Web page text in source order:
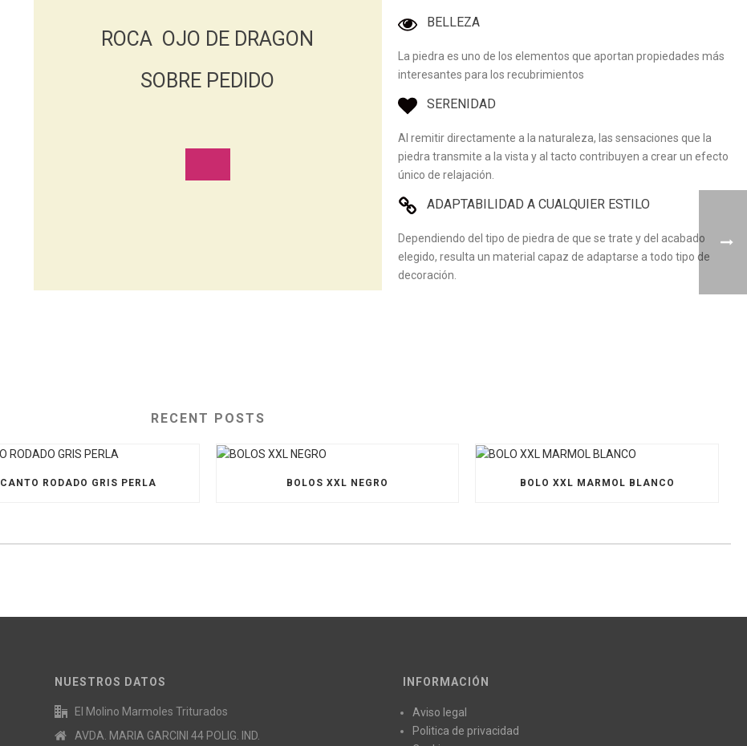
ROCA OJO DE DRAGON
SOBRE PEDIDO
BELLEZA
La piedra es uno de los elementos que aportan propiedades más
interesantes para los recubrimientos
SERENIDAD
Al remitir directamente a la naturaleza, las sensaciones que la
piedra transmite a la vista y al tacto contribuyen a crear un efecto
único de relajación.
ADAPTABILIDAD A CUALQUIER ESTILO
Dependiendo del tipo de piedra de que se trate y del acabado
elegido, resulta un material capaz de adaptarse a todo tipo de
decoración.
RECENT POSTS
CANTO RODADO GRIS PERLA BOLOS XXL NEGRO BOLO XXL MARMOL BLANCO
NUESTROS DATOS
El Molino Marmoles Triturados
AVDA. MARIA GARCINI 44 POLIG. IND.
INFORMACIÓN
Aviso legal
Politica de privacidad